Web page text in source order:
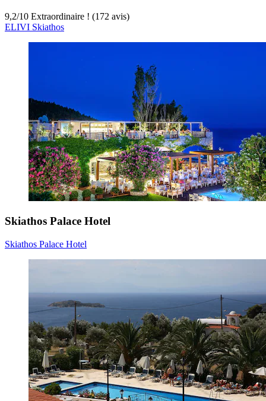
9,2/10 Extraordinaire ! (172 avis)
ELIVI Skiathos
Skiathos Palace Hotel
Skiathos Palace Hotel